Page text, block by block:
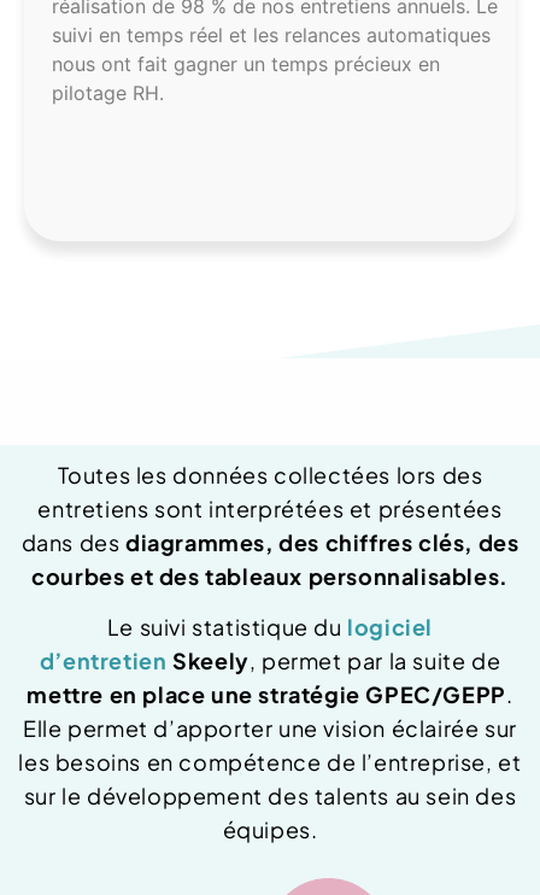
annuels. Le
automatiques
en
claire et partagée sur les
performance de leurs
entretiens beaucoup plus
Toutes les données collectées lors des
entretiens sont interprétées et présentées
dans des diagrammes, des chiffres clés, des
courbes et des tableaux personnalisables.
Le suivi statistique du logiciel
d’entretien Skeely, permet par la suite de
mettre en place une stratégie GPEC/GEPP.
Elle permet d’apporter une vision éclairée sur
les besoins en compétence de l’entreprise, et
sur le développement des talents au sein des
équipes.